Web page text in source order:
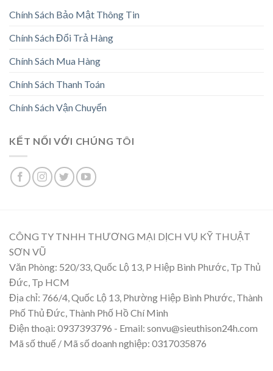
Chính Sách Bảo Mật Thông Tin
Chính Sách Đổi Trả Hàng
Chính Sách Mua Hàng
Chính Sách Thanh Toán
Chính Sách Vận Chuyển
KẾT NỐI VỚI CHÚNG TÔI
CÔNG TY TNHH THƯƠNG MẠI DỊCH VỤ KỸ THUẬT
SƠN VŨ
Văn Phòng: 520/33, Quốc Lộ 13, P Hiệp Bình Phước, Tp Thủ
Đức, Tp HCM
Địa chỉ: 766/4, Quốc Lộ 13, Phường Hiệp Bình Phước, Thành
Phố Thủ Đức, Thành Phố Hồ Chí Minh
Điện thoại: 0937393796 - Email: sonvu@sieuthison24h.com
Mã số thuế / Mã số doanh nghiệp: 0317035876